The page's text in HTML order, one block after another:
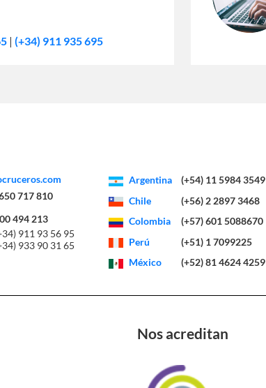
| (+34) 911 935 695
717 810
494 213
911 93 56 95
933 90 31 65
Argentina
(+54) 11 5984 3549
Chile
(+56) 2 2897 3468
Colombia
(+57) 601 5088670
Perú
(+51) 1 7099225
México
(+52) 81 4624 4259
Nos acreditan